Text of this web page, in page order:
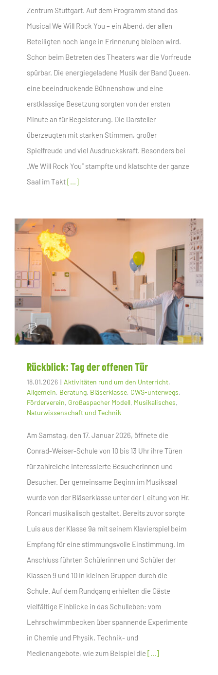
Zentrum Stuttgart. Auf dem Programm stand das
Musical We Will Rock You – ein Abend, der allen
Beteiligten noch lange in Erinnerung bleiben wird.
Schon beim Betreten des Theaters war die Vorfreude
spürbar. Die energiegeladene Musik der Band Queen,
eine beeindruckende Bühnenshow und eine
erstklassige Besetzung sorgten von der ersten
Minute an für Begeisterung. Die Darsteller
überzeugten mit starken Stimmen, großer
Spielfreude und viel Ausdruckskraft. Besonders bei
„We Will Rock You“ stampfte und klatschte der ganze
Saal im Takt [...]
Rückblick: Tag der offenen Tür
18.01.2026 | Aktivitäten rund um den Unterricht,
Allgemein, Beratung, Bläserklasse, CWS-unterwegs,
Förderverein, Großaspacher Modell, Musikalisches,
Naturwissenschaft und Technik
Am Samstag, den 17. Januar 2026, öffnete die
Conrad-Weiser-Schule von 10 bis 13 Uhr ihre Türen
für zahlreiche interessierte Besucherinnen und
Besucher. Der gemeinsame Beginn im Musiksaal
wurde von der Bläserklasse unter der Leitung von Hr.
Roncari musikalisch gestaltet. Bereits zuvor sorgte
Luis aus der Klasse 9a mit seinem Klavierspiel beim
Empfang für eine stimmungsvolle Einstimmung. Im
Anschluss führten Schülerinnen und Schüler der
Klassen 9 und 10 in kleinen Gruppen durch die
Schule. Auf dem Rundgang erhielten die Gäste
vielfältige Einblicke in das Schulleben: vom
Lehrschwimmbecken über spannende Experimente
in Chemie und Physik, Technik- und
Medienangebote, wie zum Beispiel die [...]